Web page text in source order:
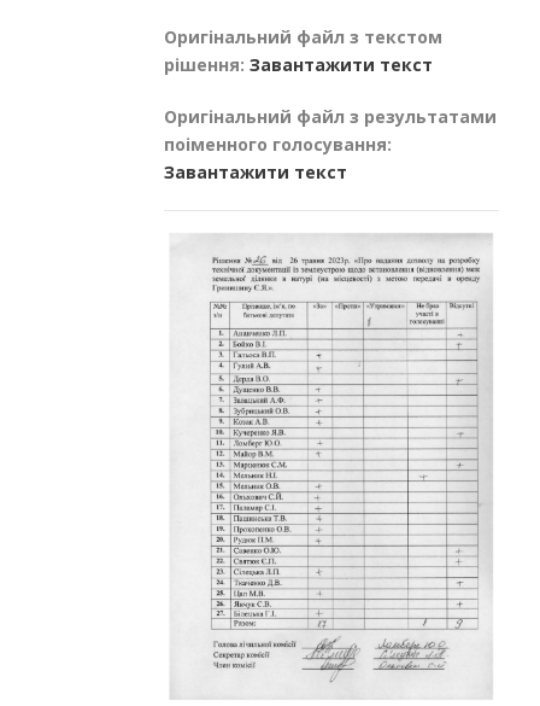
Оригінальний файл з текстом
рішення: Завантажити текст
Оригінальний файл з результатами
поіменного голосування:
Завантажити текст